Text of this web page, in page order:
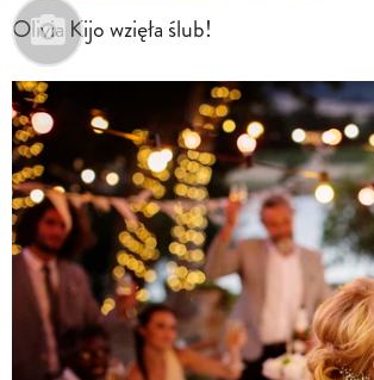
Olivia Kijo wzięła ślub!